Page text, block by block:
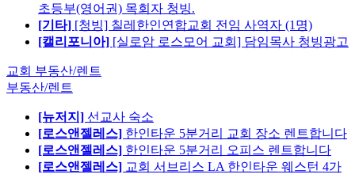
초등부(영어권) 목회자 청빙.
[기타] [청빙] 칠레한인연합교회 전임 사역자 (1명)
[캘리포니아] [실로암 로스모어 교회] 담임목사 청빙광고
교회 부동산/렌트
부동산/렌트
[뉴저지] 선교사 숙소
[로스앤젤레스] 한인타운 5분거리 교회 장소 렌트합니다
[로스앤젤레스] 한인타운 5분거리 오피스 렌트합니다
[로스앤젤레스] 교회 서브리스 LA 한인타운 웨스턴 4가